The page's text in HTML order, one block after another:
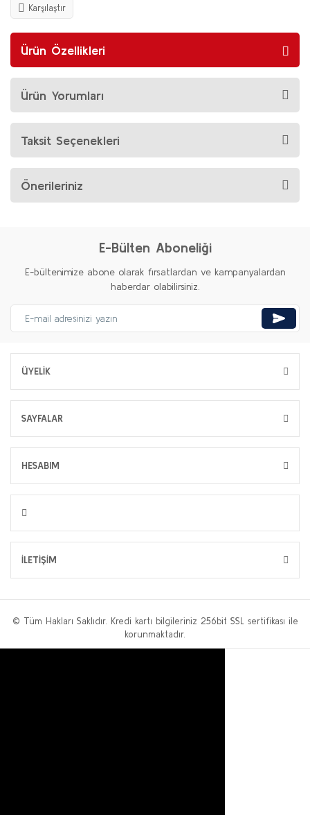
Karşılaştır
Ürün Özellikleri
Ürün Yorumları
Taksit Seçenekleri
Önerileriniz
E-Bülten Aboneliği
E-bültenimize abone olarak fırsatlardan ve kampanyalardan
haberdar olabilirsiniz.
ÜYELİK
SAYFALAR
HESABIM
İLETİŞİM
© Tüm Hakları Saklıdır. Kredi kartı bilgileriniz 256bit SSL sertifikası ile
korunmaktadır.